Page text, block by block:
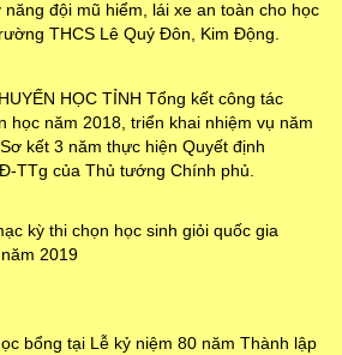
năng đội mũ hiểm, lái xe an toàn cho học
THCS Lê Quý Đôn, Kim Động.
HỌC TỈNH Tổng kết công tác
học năm 2018, triển khai nhiệm vụ năm
kết 3 năm thực hiện Quyết định
TTg của Thủ tướng Chính phủ.
kỳ thi chọn học sinh giỏi quốc gia
2019
bổng tại Lễ kỷ niệm 80 năm Thành lập